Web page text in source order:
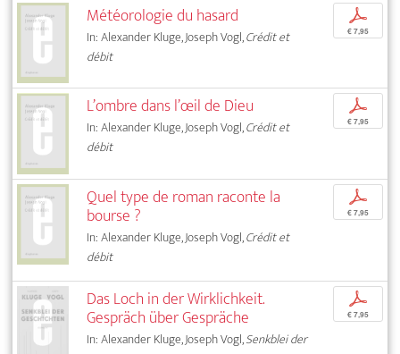
Météorologie du hasard
In: Alexander Kluge, Joseph Vogl,Crédit et
débit
p
€ 7,95
L’ombre dans l’œil de Dieu
In: Alexander Kluge, Joseph Vogl,Crédit et
débit
p
€ 7,95
Quel type de roman raconte la
bourse ?
In: Alexander Kluge, Joseph Vogl,Crédit et
débit
p
€ 7,95
Das Loch in der Wirklichkeit.
Gespräch über Gespräche
In: Alexander Kluge, Joseph Vogl,Senkblei der
p
€ 7,95